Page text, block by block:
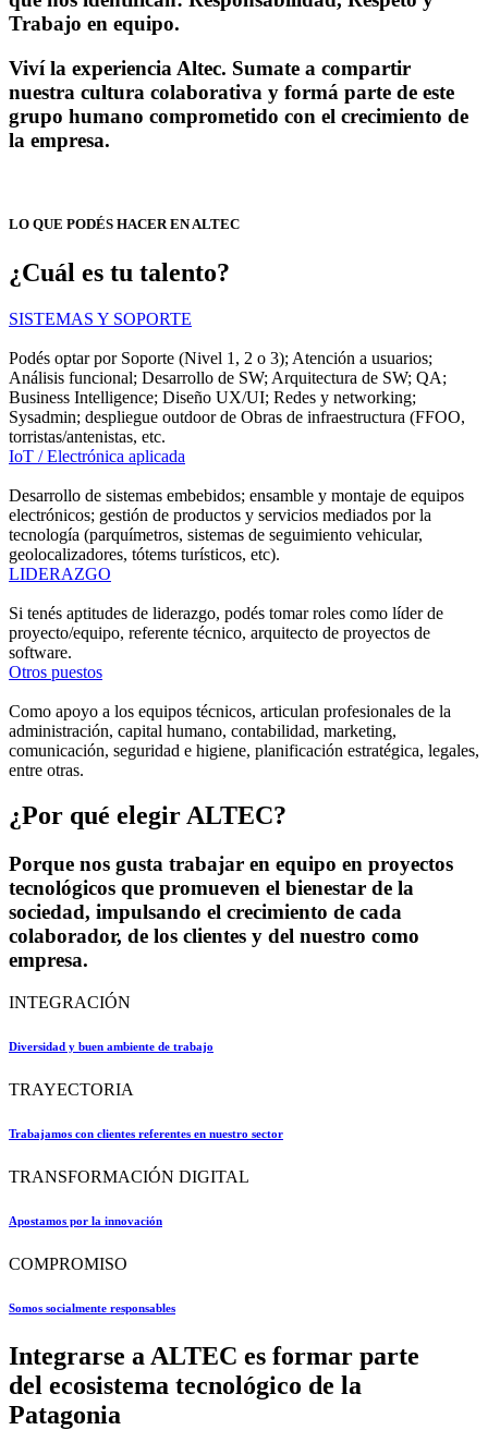
Trabajo en equipo.
Viví la experiencia Altec. Sumate a compartir
nuestra cultura colaborativa y formá parte de este
grupo humano comprometido con el crecimiento de
la empresa.
LO QUE PODÉS HACER EN ALTEC
¿Cuál es tu talento?
SISTEMAS Y SOPORTE
Podés optar por Soporte (Nivel 1, 2 o 3); Atención a usuarios;
Análisis funcional; Desarrollo de SW; Arquitectura de SW; QA;
Business Intelligence; Diseño UX/UI; Redes y networking;
Sysadmin; despliegue outdoor de Obras de infraestructura (FFOO,
torristas/antenistas, etc.
IoT / Electrónica aplicada
Desarrollo de sistemas embebidos; ensamble y montaje de equipos
electrónicos; gestión de productos y servicios mediados por la
tecnología (parquímetros, sistemas de seguimiento vehicular,
geolocalizadores, tótems turísticos, etc).
LIDERAZGO
Si tenés aptitudes de liderazgo, podés tomar roles como líder de
proyecto/equipo, referente técnico, arquitecto de proyectos de
software.
Otros puestos
Como apoyo a los equipos técnicos, articulan profesionales de la
administración, capital humano, contabilidad, marketing,
comunicación, seguridad e higiene, planificación estratégica, legales,
entre otras.
¿Por qué elegirALTEC?
Porque nos gusta trabajar en equipo en proyectos
tecnológicos que promueven el bienestar de la
sociedad, impulsando el crecimiento de cada
colaborador, de los clientes y del nuestro como
empresa.
INTEGRACIÓN
Diversidad y buen ambiente de trabajo
TRAYECTORIA
Trabajamos con clientes referentes en nuestro sector
TRANSFORMACIÓN DIGITAL
Apostamos por la innovación
COMPROMISO
Somos socialmente responsables
Integrarse a ALTEC es formar parte
del ecosistema tecnológico de la
Patagonia